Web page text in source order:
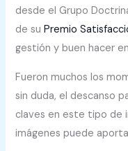
desde el Grupo
de suPremio
gestión y buen hacer
Fueron muchos los
sin duda, el descanso
claves en este tipo de
imágenes puede